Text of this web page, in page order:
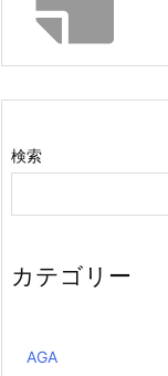
検索
カテゴリー
AGA